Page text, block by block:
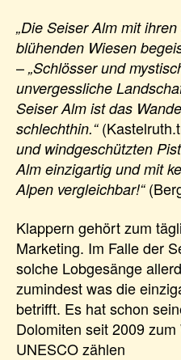
„Die Seiser Alm mit
blühenden Wiesen
– „Schlösser und
unvergessliche
Seiser Alm ist das
schlechthin.“
und windgeschützten
Alm einzigartig und mit
Alpen vergleichbar!“
Klappern gehört zum
Marketing. Im Falle der
solche Lobgesänge
zumindest was die
betrifft. Es hat schon
Dolomiten seit 2009
UNESCO zählen